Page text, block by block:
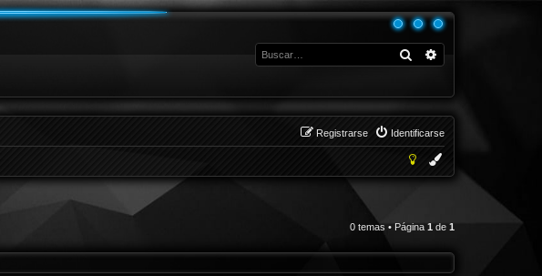
Buscar
Identificarse
Registrarse
0 temas • Página 1 de 1